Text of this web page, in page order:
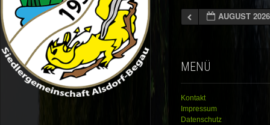
AUGUST 2026
MENÜ
Kontakt
Impressum
Datenschutz